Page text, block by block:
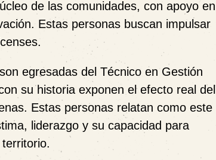
de las comunidades, con apoyo en
Estas personas buscan impulsar
egresadas del Técnico en Gestión
su historia exponen el efecto real del
Estas personas relatan como este
liderazgo y su capacidad para